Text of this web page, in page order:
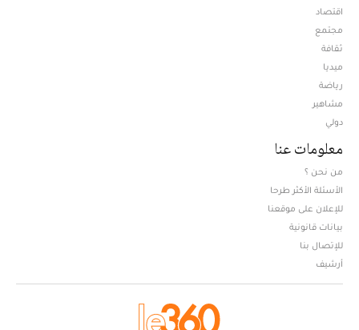
اقتصاد
مجتمع
ثقافة
ميديا
رياضة
مشاهير
دولي
معلومات عنا
من نحن ؟
الأسئلة الأكثر طرحا
للإعلان على موقعنا
بيانات قانونية
للإتصال بنا
أرشيف